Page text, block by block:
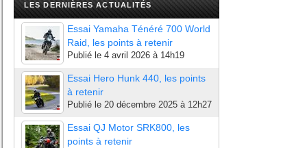
LES DERNIÈRES ACTUALITÉS
Essai Yamaha Ténéré 700 World
Raid, les points à retenir
Publié le 4 avril 2026 à 14h19
Essai Hero Hunk 440, les points
à retenir
Publié le 20 décembre 2025 à 12h27
Essai QJ Motor SRK800, les
points à retenir